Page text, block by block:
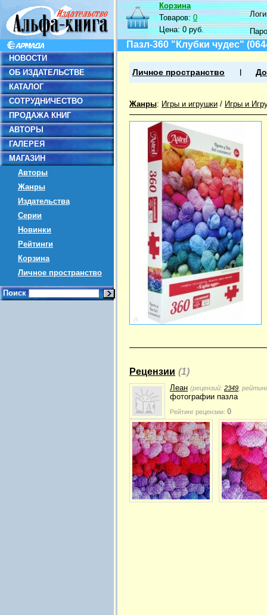
НОВОСТИ
ОБ ИЗДАТЕЛЬСТВЕ
КАТАЛОГ
СОТРУДНИЧЕСТВО
ПРОДАЖА КНИГ
АВТОРЫ
ГАЛЕРЕЯ
МАГАЗИН
Авторы
Жанры
Издательства
Серии
Новинки
Рейтинги
Корзина
Личное пространство
Поиск
Корзина
Товаров:0
Цена:0 руб.
Пазл-360 "Клубки чудес"
Личное пространство
Жанры: Игры и игрушки / Игры и
Рецензии (1)
Леан (рецензий: 2349 ,
фотографии пазла
Рейтинг рецензии: 0